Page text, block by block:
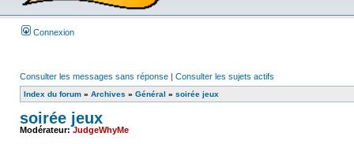
Connexion
Consulter les messages sans réponse | Consulter les sujets actifs
Index du forum » Archives » Général » soirée jeux
soirée jeux
Modérateur:JudgeWhyMe